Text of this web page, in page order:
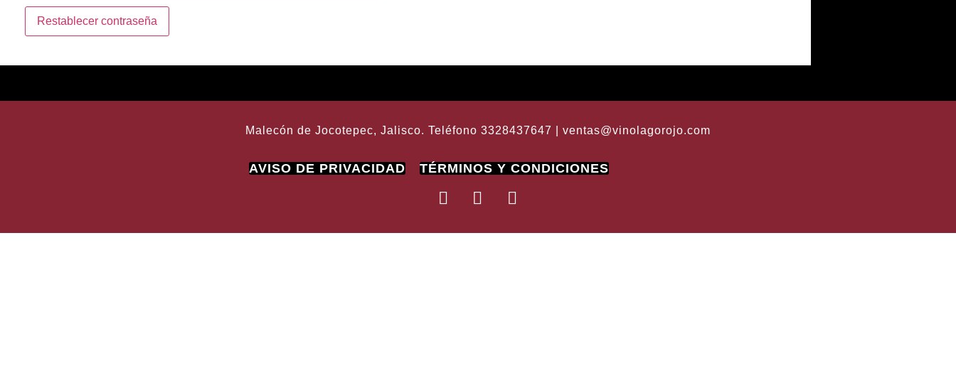
Restablecer contraseña
Malecón de Jocotepec, Jalisco. Teléfono 3328437647 | ventas@vinolagorojo.com
AVISO DE PRIVACIDAD TÉRMINOS Y CONDICIONES